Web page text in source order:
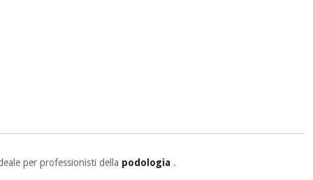
per professionisti della podologia .